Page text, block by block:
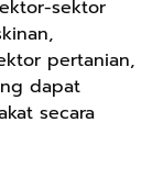
sektor
pertanian,
dapat
secara